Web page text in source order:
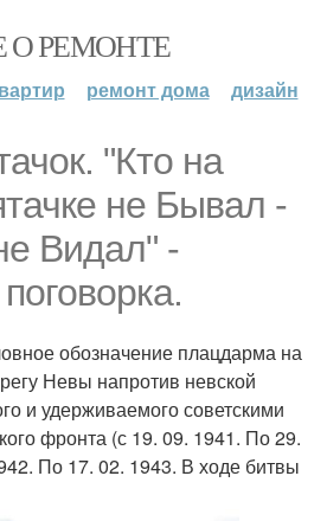
О РЕМОНТЕ
ремонт дома дизайн
"Кто на
не Бывал -
Видал" -
обозначение плацдарма на
Невы напротив невской
и удерживаемого советскими
фронта (с 19. 09. 1941. По 29.
По 17. 02. 1943. В ходе битвы